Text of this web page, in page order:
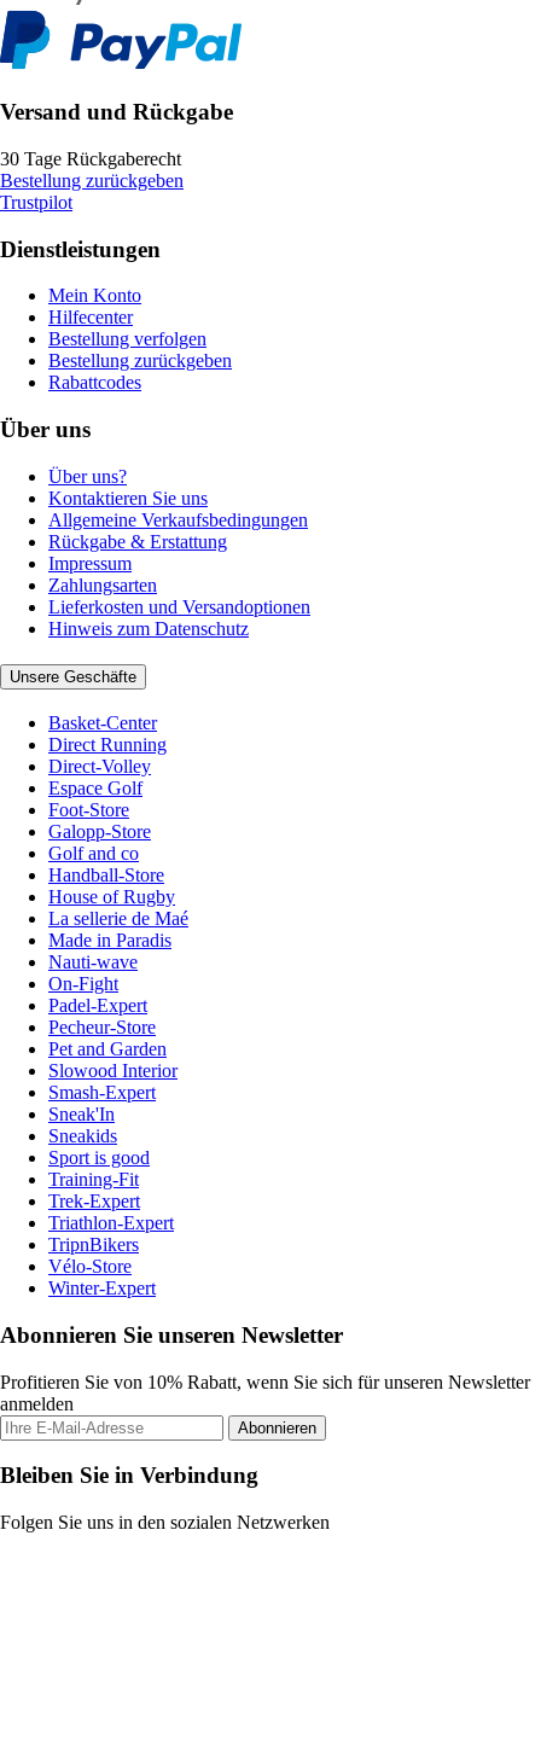
Versand und Rückgabe
30 Tage Rückgaberecht
Bestellung zurückgeben
Trustpilot
Dienstleistungen
Mein Konto
Hilfecenter
Bestellung verfolgen
Bestellung zurückgeben
Rabattcodes
Über uns
Über uns?
Kontaktieren Sie uns
Allgemeine Verkaufsbedingungen
Rückgabe & Erstattung
Impressum
Zahlungsarten
Lieferkosten und Versandoptionen
Hinweis zum Datenschutz
Unsere Geschäfte
Basket-Center
Direct Running
Direct-Volley
Espace Golf
Foot-Store
Galopp-Store
Golf and co
Handball-Store
House of Rugby
La sellerie de Maé
Made in Paradis
Nauti-wave
On-Fight
Padel-Expert
Pecheur-Store
Pet and Garden
Slowood Interior
Smash-Expert
Sneak'In
Sneakids
Sport is good
Training-Fit
Trek-Expert
Triathlon-Expert
TripnBikers
Vélo-Store
Winter-Expert
Abonnieren Sie unseren Newsletter
Profitieren Sie von 10% Rabatt, wenn Sie sich für unseren Newsletter
anmelden
Abonnieren
Bleiben Sie in Verbindung
Folgen Sie uns in den sozialen Netzwerken